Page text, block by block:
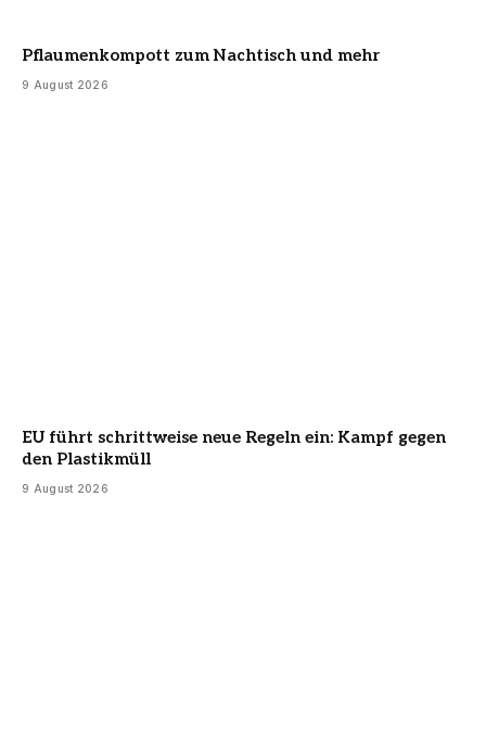
Pflaumenkompott zum Nachtisch und mehr
9 August 2026
EU führt schrittweise neue Regeln ein: Kampf gegen
den Plastikmüll
9 August 2026